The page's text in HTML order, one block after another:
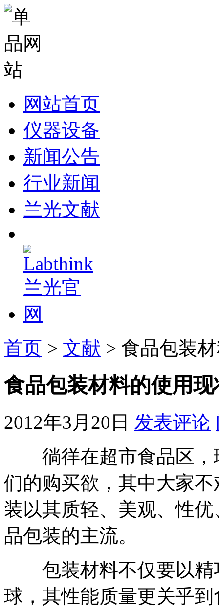
网站首页
仪器设备
新闻公告
行业新闻
兰光文献
首页 > 文献 > 食品包装
食品包装材料的使用
2012年3月20日 发表评论
徜徉在超市食品区，
们的购买欲，其中大家
装以其质轻、美观、性
品包装的主流。
包装材料不仅要以精
球，其性能质量更关乎